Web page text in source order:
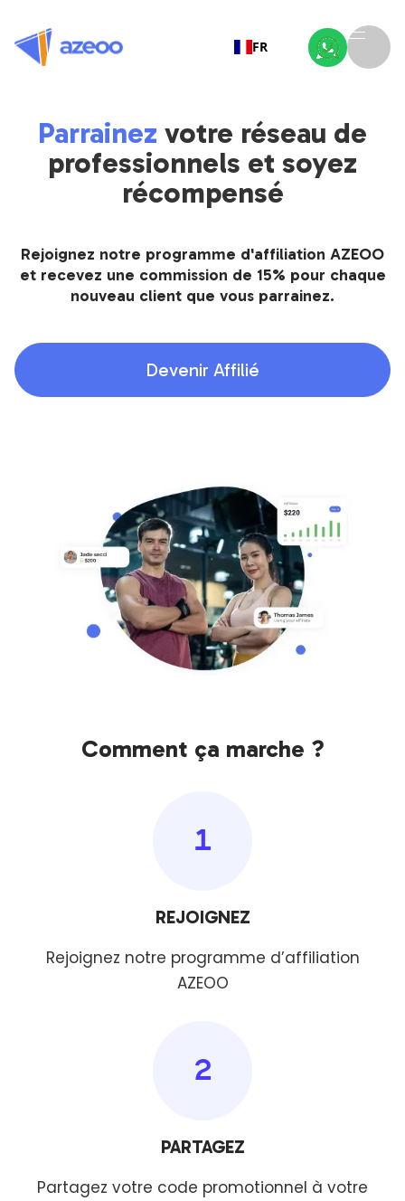
FR
Parrainez votre réseau de
professionnels et soyez
récompensé
Rejoignez notre programme d'affiliation AZEOO
et recevez une commission de 15% pour chaque
nouveau client que vous parrainez.
Devenir Affilié
Comment ça marche ?
1
REJOIGNEZ
Rejoignez notre programme d’affiliation
AZEOO
2
PARTAGEZ
Partagez votre code promotionnel à votre